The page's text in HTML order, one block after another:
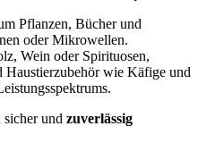
Pflanzen, Bücher und
oder Mikrowellen.
Wein oder Spirituosen,
wie Käfige und
sicher und zuverlässig